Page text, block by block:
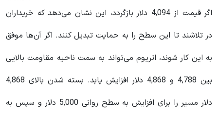
اگر قیمت از 4,094 دلار بازگردد، این نشان می‌دهد که خریداران
در تلاشند تا این سطح را به حمایت تبدیل کنند. اگر آن‌ها موفق
به این کار شوند، اتریوم می‌تواند به سمت ناحیه مقاومت بالایی
بین 4,788 و 4,868 دلار افزایش یابد. بسته شدن بالای 4,868
دلار مسیر را برای افزایش به سطح روانی 5,000 دلار و سپس به